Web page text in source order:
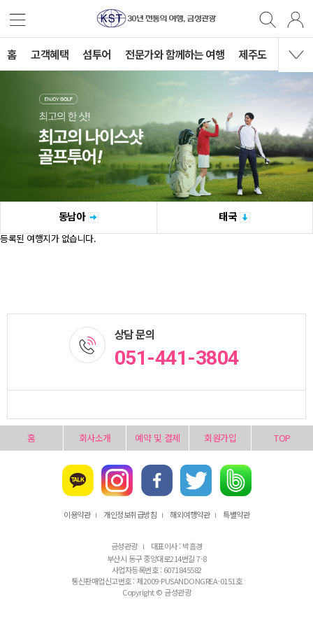
홈 고객혜택 섬투어 전문가와 함께하는 여행 제주도 국내
동남아 태국
등록된 여행지가 없습니다.
상담 문의
051-441-3804
홈 회사소개 예약 및 결제 회원가입 TOP
이용약관 l 개인정보취급방침 l 해외여행약관 l 특별약관
금성관광 l
대표이사 : 박흠경
부산시 동구 중앙대로214번길 7-8
사업자등록번호 : 6071845582
통신판매업신고번호 : 제2009-PUSANDONGREA-0151호
Copyright © 금성관광